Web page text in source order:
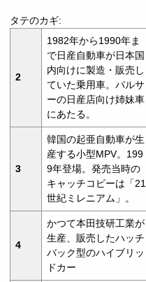
タテのカギ:
2
1982年から1990年ま
で日産自動車が日本国
内向けに製造・販売し
ていた乗用車。パルサ
ーの日産店向け姉妹車
にあたる。
3
韓国の起亜自動車が生
産する小型MPV。199
9年登場。発売当時の
キャッチコピーは「21
世紀ミレニアム」。
4
かつて本田技研工業が
生産、販売したハッチ
バック型のハイブリッ
ドカー